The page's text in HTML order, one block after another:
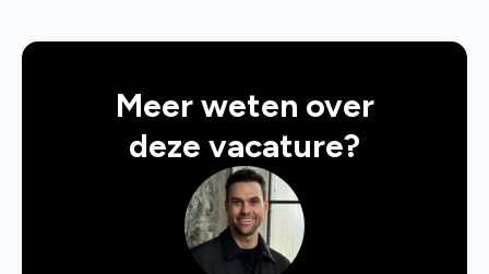
Meer weten over
deze vacature?